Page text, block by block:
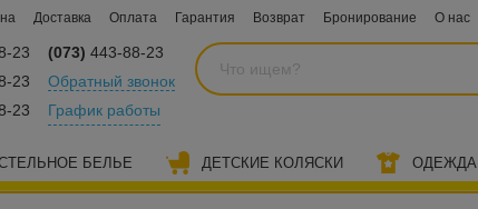
Доставка Оплата Гарантия Возврат Бронирование О нас
23
23
23
(073) 443-88-23
Обратный звонок
График работы
БЕЛЬЕ ДЕТСКИЕ КОЛЯСКИ ОДЕЖДА